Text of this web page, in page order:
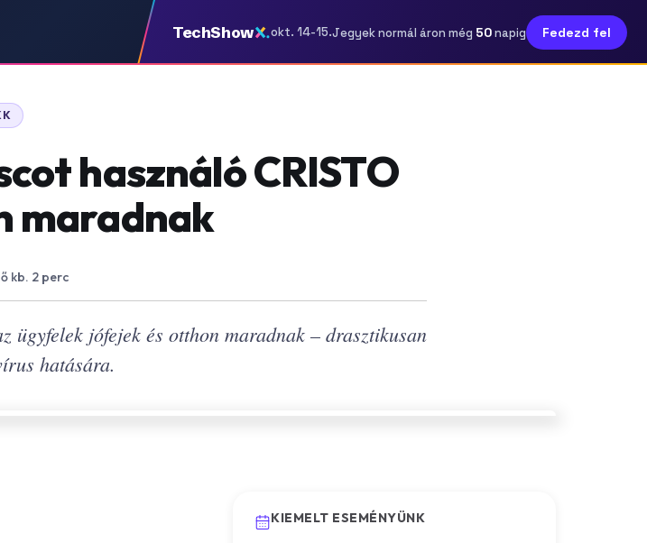
TechShow okt. 14-15.Jegyek normál áron még 50napig Fedezd fel
használó CRISTO
maradnak
kb. 2 perc
ügyfelek jófejek és otthon maradnak – drasztikusan
hatására.
KIEMELT ESEMÉNYÜNK